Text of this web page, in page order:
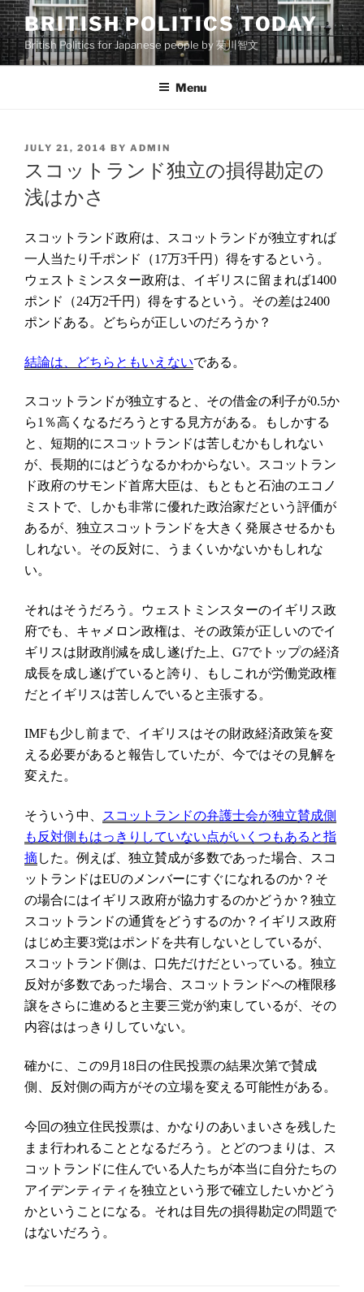
Skip
to
content
BRITISH POLITICS TODAY
British Politics for Japanese people by 菊川智文
Menu
POSTED
JULY 21, 2014 BY ADMIN
スコットランド独立の損得勘定の
浅はかさ
スコットランド政府は、スコットランドが独立すれば
一人当たり千ポンド（17万3千円）得をするという。
ウェストミンスター政府は、イギリスに留まれば1400
ポンド（24万2千円）得をするという。その差は2400
ポンドある。どちらが正しいのだろうか？
結論は、どちらともいえないである。
スコットランドが独立すると、その借金の利子が0.5か
ら1 ％高くなるだろうとする見方がある。もしかする
と、短期的にスコットランドは苦しむかもしれない
が、長期的にはどうなるかわからない。スコットラン
ド政府のサモンド首席大臣は、もともと石油のエコノ
ミストで、しかも非常に優れた政治家だという評価が
あるが、独立スコットランドを大きく発展させるかも
しれない。その反対に、うまくいかないかもしれな
い。
それはそうだろう。ウェストミンスターのイギリス政
府でも、キャメロン政権は、その政策が正しいのでイ
ギリスは財政削減を成し遂げた上、 G7でトップの経済
成長を成し遂げていると誇り、もしこれが労働党政権
だとイギリスは苦しんでいると主張する。
IMFも少し前まで、イギリスはその財政経済政策を変
える必要があると報告していたが、今ではその見解を
変えた。
そういう中、
スコットランドの弁護士会が独立賛成側
も反対側もはっきりしていない点がいくつもあると指
摘した。例えば、独立賛成が多数であった場合、スコ
ットランドはEUのメンバーにすぐになれるのか？そ
の場合にはイギリス政府が協力するのかどうか？独立
スコットランドの通貨をどうするのか？イギリス政府
はじめ主要3党はポンドを共有しないとしているが、
スコットランド側は、口先だけだといっている。独立
反対が多数であった場合、スコットランドへの権限移
譲をさらに進めると主要三党が約束しているが、その
内容ははっきりしていない。
確かに、この9月 18日の住民投票の結果次第で賛成
側、反対側の両方がその立場を変える可能性がある。
今回の独立住民投票は、かなりのあいまいさを残した
まま行われることとなるだろう。とどのつまりは、ス
コットランドに住んでいる人たちが本当に自分たちの
アイデンティティを独立という形で確立したいかどう
かということになる。それは目先の損得勘定の問題で
はないだろう。